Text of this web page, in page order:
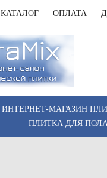
КАТАЛОГ ОПЛАТА
ИНТЕРНЕТ-МАГАЗИН
ПЛИТКА ДЛЯ